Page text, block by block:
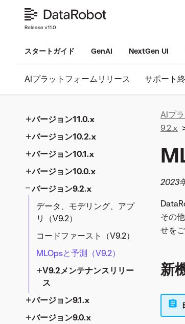
Release v11.0
スタートガイド GenAI NextGen UI
AIプラットフォームリリース サポート
バージョン11.0.x
アプリケーション（V11.0）
生成AI（V11.0）
データとモデリング
（V11.0）
コードファースト（V11.0）
MLOpsと予測（V11.0）
V11.0メンテナンスリリー
ス
V11.0.4
V11.0.3
V11.0.2
V11.0.1
バージョン10.2.x
生成AI（V10.2）
データとモデリング
（V10.2）
コードファースト（V10.2）
MLOpsと予測（V10.2）
V10.2メンテナンスリリ
ース
V10.2.5
V10.2.4
V10.2.3
V10.2.2
バージョン10.1.x
データ、モデリング、アプ
リ（V10.1）
コードファースト（V10.1）
MLOpsと予測（V10.1）
V10.1メンテナンスリリー
ス
V10.1.2
V10.1.1
バージョン10.0.x
データ、モデリング、アプ
リ（V10.0）
コードファースト（V10.0）
MLOpsと予測（V10.0）
V10.0メンテナンスリリ
ース
V10.0.3
V10.0.2
V10.0.1
バージョン9.2.x
データ、モデリング、アプ
リ（V9.2）
コードファースト（V9.2）
MLOpsと予測（V9.2）
V9.2メンテナンスリリー
ス
V9.2.7
V9.2.6
バージョン9.1.x
データ、モデリング、アプ
バージョン9.0.x
AIプ
9.2.x
2023
その
せを
新